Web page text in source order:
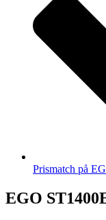
Prismatch på
EGO